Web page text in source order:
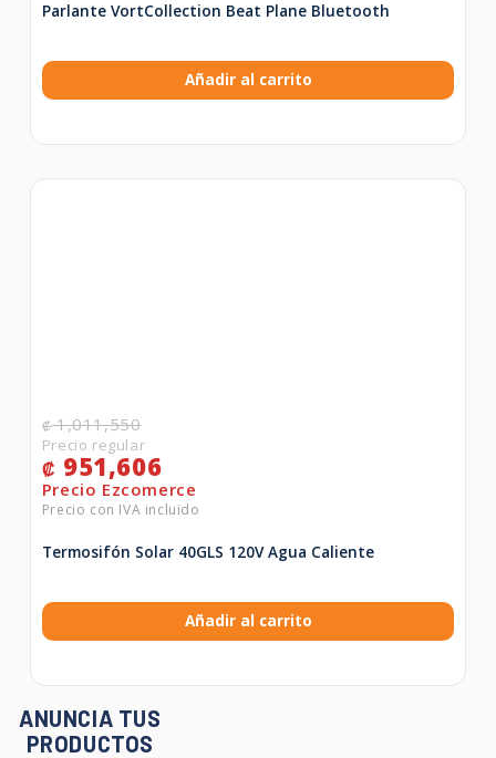
Parlante VortCollection Beat Plane Bluetooth
Añadir al carrito
₡1,011,550
₡ 951,606
Termosifón Solar 40GLS 120V Agua Caliente
Añadir al carrito
ANUNCIA TUS
PRODUCTOS